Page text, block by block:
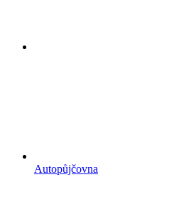
Autopůjčovna